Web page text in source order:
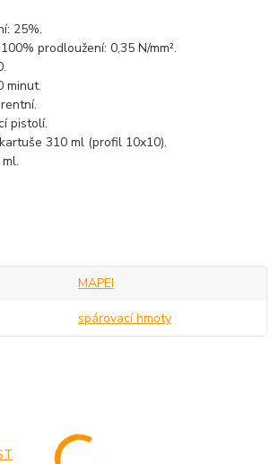
25%.
prodloužení: 0,35 N/mm².
minut.
pistolí.
310 ml (profil 10x10).
MAPEI
spárovací hmoty